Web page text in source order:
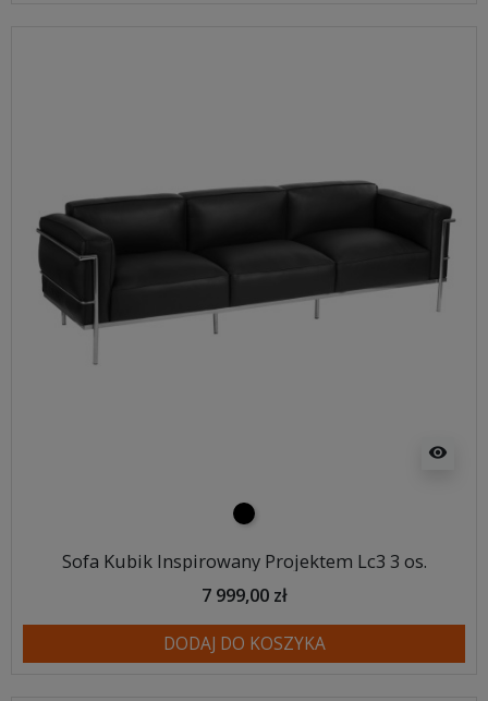
visibility
czarny
Sofa Kubik Inspirowany Projektem Lc3 3 os.
7 999,00 zł
DODAJ DO KOSZYKA